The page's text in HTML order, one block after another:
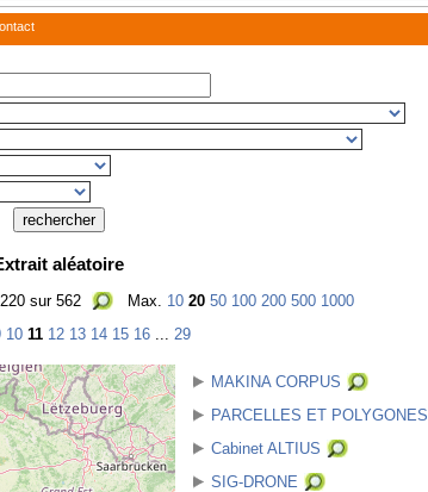
aléatoire
sur 562 Max. 10 20 50 100 200 500 1000
10 11 12 13 14 15 16 29
MAKINA CORPUS
PARCELLES ET POLYGONES
Cabinet ALTIUS
SIG-DRONE